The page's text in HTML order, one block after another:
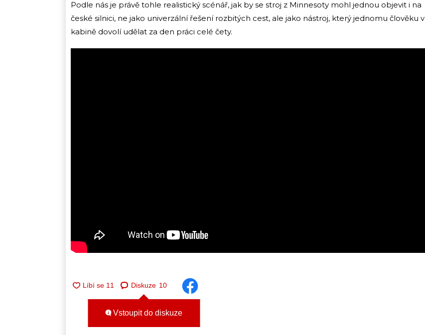
Podle nás je právě tohle realistický scénář, jak by se stroj z Minnesoty mohl jednou objevit i na
české silnici, ne jako univerzální řešení rozbitých cest, ale jako nástroj, který jednomu člověku v
kabině dovolí udělat za den práci celé čety.
Diskuze 10
Vstoupit do diskuze